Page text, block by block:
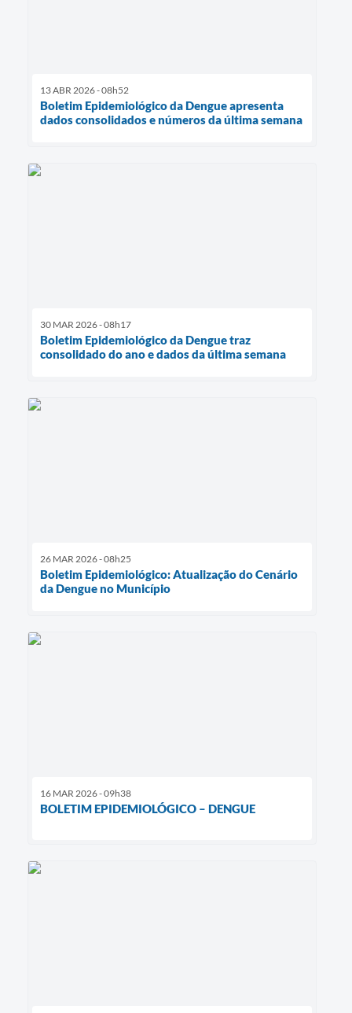
13 ABR 2026 - 08h52
Boletim Epidemiológico da Dengue apresenta
dados consolidados e números da última semana
30 MAR 2026 - 08h17
Boletim Epidemiológico da Dengue traz
consolidado do ano e dados da última semana
26 MAR 2026 - 08h25
Boletim Epidemiológico: Atualização do Cenário
da Dengue no Município
16 MAR 2026 - 09h38
BOLETIM EPIDEMIOLÓGICO – DENGUE